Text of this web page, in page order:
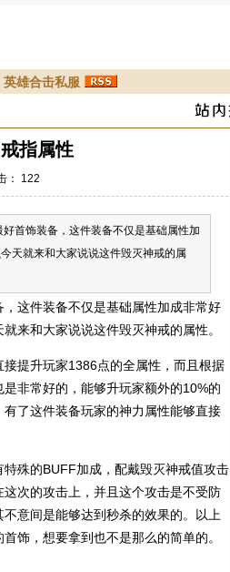
英雄合击私服
指属性
： 122
饰装备，这件装备不仅是基础属性加
天就来和大家说说这件毁灭神戒的属
这件装备不仅是基础属性加成非常好
来和大家说说这件毁灭神戒的属性。
提升玩家1386点的全属性，而且根据
非常好的，能够升玩家额外的10%的
了这件装备玩家的神力属性能够直接
殊的BUFF加成，配戴毁灭神戒值攻击
次的攻击上，并且这个攻击是不受防
意间是能够达到秒杀的效果的。以上
饰，想要拿到也不是那么的简单的。